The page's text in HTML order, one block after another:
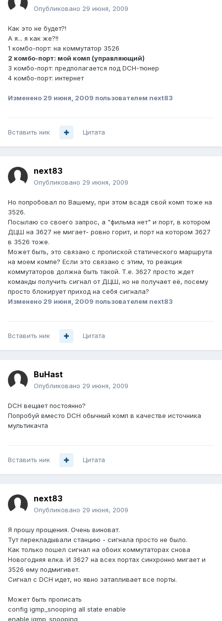
Опубликовано 29 июня, 2009
Как это не будет?!
А я... я как же?!!
1 комбо-порт: на коммутатор 3526
2 комбо-порт: мой комп (управляющий)
3 комбо-порт: предполагается под DCH-тюнер
4 комбо-порт: интернет
Изменено 29 июня, 2009 пользователем next83
Вставить ник Цитата
next83
Опубликовано 29 июня, 2009
Но попробовал по Вашему, при этом всадя свой комп тоже на
3526.
Посылаю со своего запрос, а "фильма нет" и порт, в котором
ДЦШ на 3627 не мигает- ровно горит, и порт на котором 3627
в 3526 тоже.
Может быть, это связано с пропиской статического маршрута
на моем компе? Если это связано с этим, то реакция
коммутаторов должна быть такой. Т.е. 3627 просто ждет
команды получить сигнал от ДЦШ, но не получает её, посему
просто блокирует приход на себя сигнала?
Изменено 29 июня, 2009 пользователем next83
Вставить ник Цитата
BuHast
Опубликовано 29 июня, 2009
DCH вещает постоянно?
Попробуй вместо DCH обычный комп в качестве источника
мультикачта
Вставить ник Цитата
next83
Опубликовано 29 июня, 2009
Я прошу прощения. Очень виноват.
Тут перекладывали станцию - сигнала просто не было.
Как только пошел сигнал на обоих коммутаторах снова
Новогодняя елка. И 3627 на всех портах синхронно мигает и
3526 ему подмигивет.
Сигнал с DCH идет, но явно затапливает все порты.
Может быть прописать
config igmp_snooping all state enable
enable igmp_snooping